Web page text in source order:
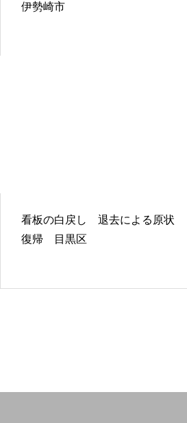
伊勢崎市
看板の白戻し 退去による原状
復帰 目黒区